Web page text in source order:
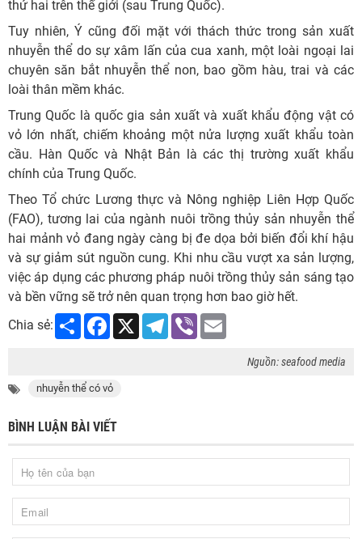
thứ hai trên thế giới (sau Trung Quốc).
Tuy nhiên, Ý cũng đối mặt với thách thức trong sản xuất
nhuyễn thể do sự xâm lấn của cua xanh, một loài ngoại lai
chuyên săn bắt nhuyễn thể non, bao gồm hàu, trai và các
loài thân mềm khác.
Trung Quốc là quốc gia sản xuất và xuất khẩu động vật có
vỏ lớn nhất, chiếm khoảng một nửa lượng xuất khẩu toàn
cầu. Hàn Quốc và Nhật Bản là các thị trường xuất khẩu
chính của Trung Quốc.
Theo Tổ chức Lương thực và Nông nghiệp Liên Hợp Quốc
(FAO), tương lai của ngành nuôi trồng thủy sản nhuyễn thể
hai mảnh vỏ đang ngày càng bị đe dọa bởi biến đổi khí hậu
và sự giảm sút nguồn cung. Khi nhu cầu vượt xa sản lượng,
việc áp dụng các phương pháp nuôi trồng thủy sản sáng tạo
và bền vững sẽ trở nên quan trọng hơn bao giờ hết.
Chia sẻ:
Share Facebook
X Telegram
Viber
Nguồn: seafood media
nhuyễn thể có vỏ
BÌNH LUẬN BÀI VIẾT